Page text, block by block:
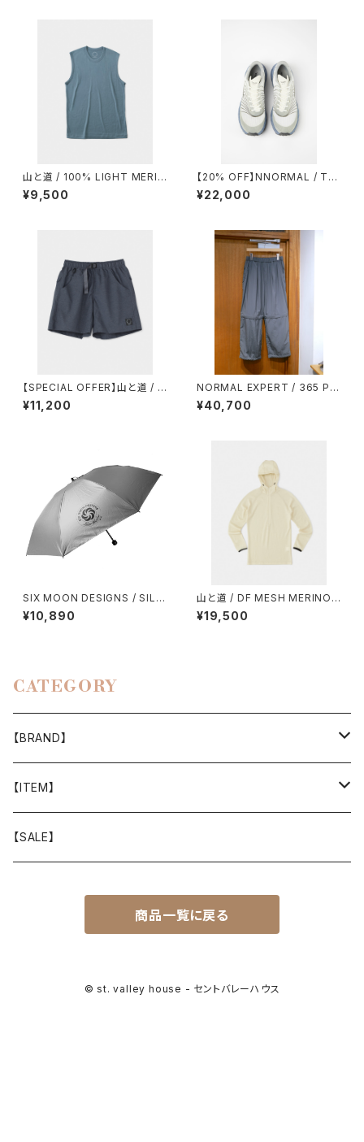
山と道 / 100% LIGHT MERIN
O SLEEVELESS（MEN）
¥9,500
【20% OFF】NNORMAL / TO
MIR 1.0
¥22,000
【SPECIAL OFFER】山と道 / LI
GHT ５POCKET SHORTS
（WOMEN）
¥11,200
NORMAL EXPERT / 365 PA
NTS
¥40,700
SIX MOON DESIGNS / SILV
ER SHADOW MINI UMBREL
LA
¥10,890
山と道 / DF MESH MERINO
HALF ZIP HOODY
¥19,500
CATEGORY
【BRAND】
山と道
T-SHIRT
迷迭香
Akihiro Wood Works
【ITEM】
WEAR
【SALE】
商品一覧に戻る
© st. valley house - セントバレーハウス